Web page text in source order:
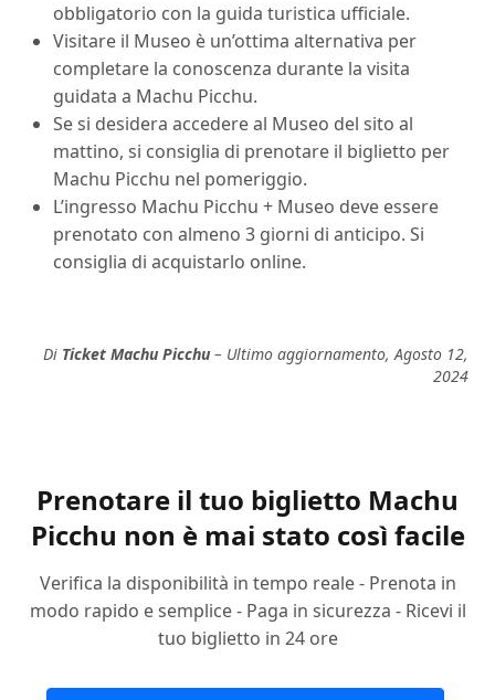
obbligatorio con la guida turistica ufficiale.
Visitare il Museo è un’ottima alternativa per
completare la conoscenza durante la visita
guidata a Machu Picchu.
Se si desidera accedere al Museo del sito al
mattino, si consiglia di prenotare il biglietto per
Machu Picchu nel pomeriggio.
L’ingresso Machu Picchu + Museo deve essere
prenotato con almeno 3 giorni di anticipo. Si
consiglia di acquistarlo online.
Di Ticket Machu Picchu – Ultimo aggiornamento, Agosto 12,
2024
Prenotare il tuo biglietto Machu
Picchu non è mai stato così facile
Verifica la disponibilità in tempo reale - Prenota in
modo rapido e semplice - Paga in sicurezza - Ricevi il
tuo biglietto in 24 ore